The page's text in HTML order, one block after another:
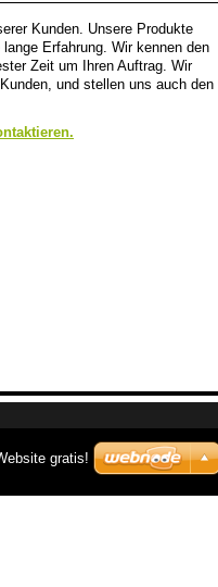
Kunden. Unsere Produkte
Erfahrung. Wir kennen den
Zeit um Ihren Auftrag. Wir
und stellen uns auch den
gratis!